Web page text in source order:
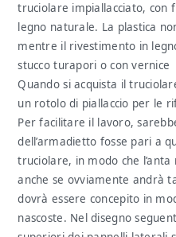
truciolare impiallacciato, con
legno naturale. La plastica
mentre il rivestimento in
stucco turapori o con vernice
Quando si acquista il
un rotolo di piallaccio per le
Per facilitare il lavoro,
dell’armadietto fosse pari a
truciolare, in modo che
anche se ovviamente andrà
dovrà essere concepito in
nascoste. Nel disegno